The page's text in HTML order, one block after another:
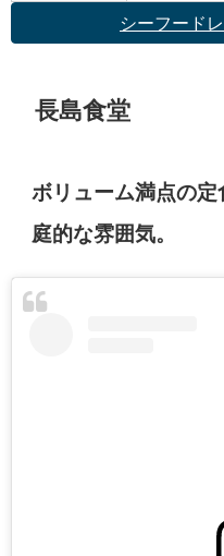
シーフード
長島食堂
ボリューム満点の
庭的な雰囲気。